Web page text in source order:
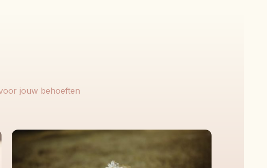
jouw behoeften